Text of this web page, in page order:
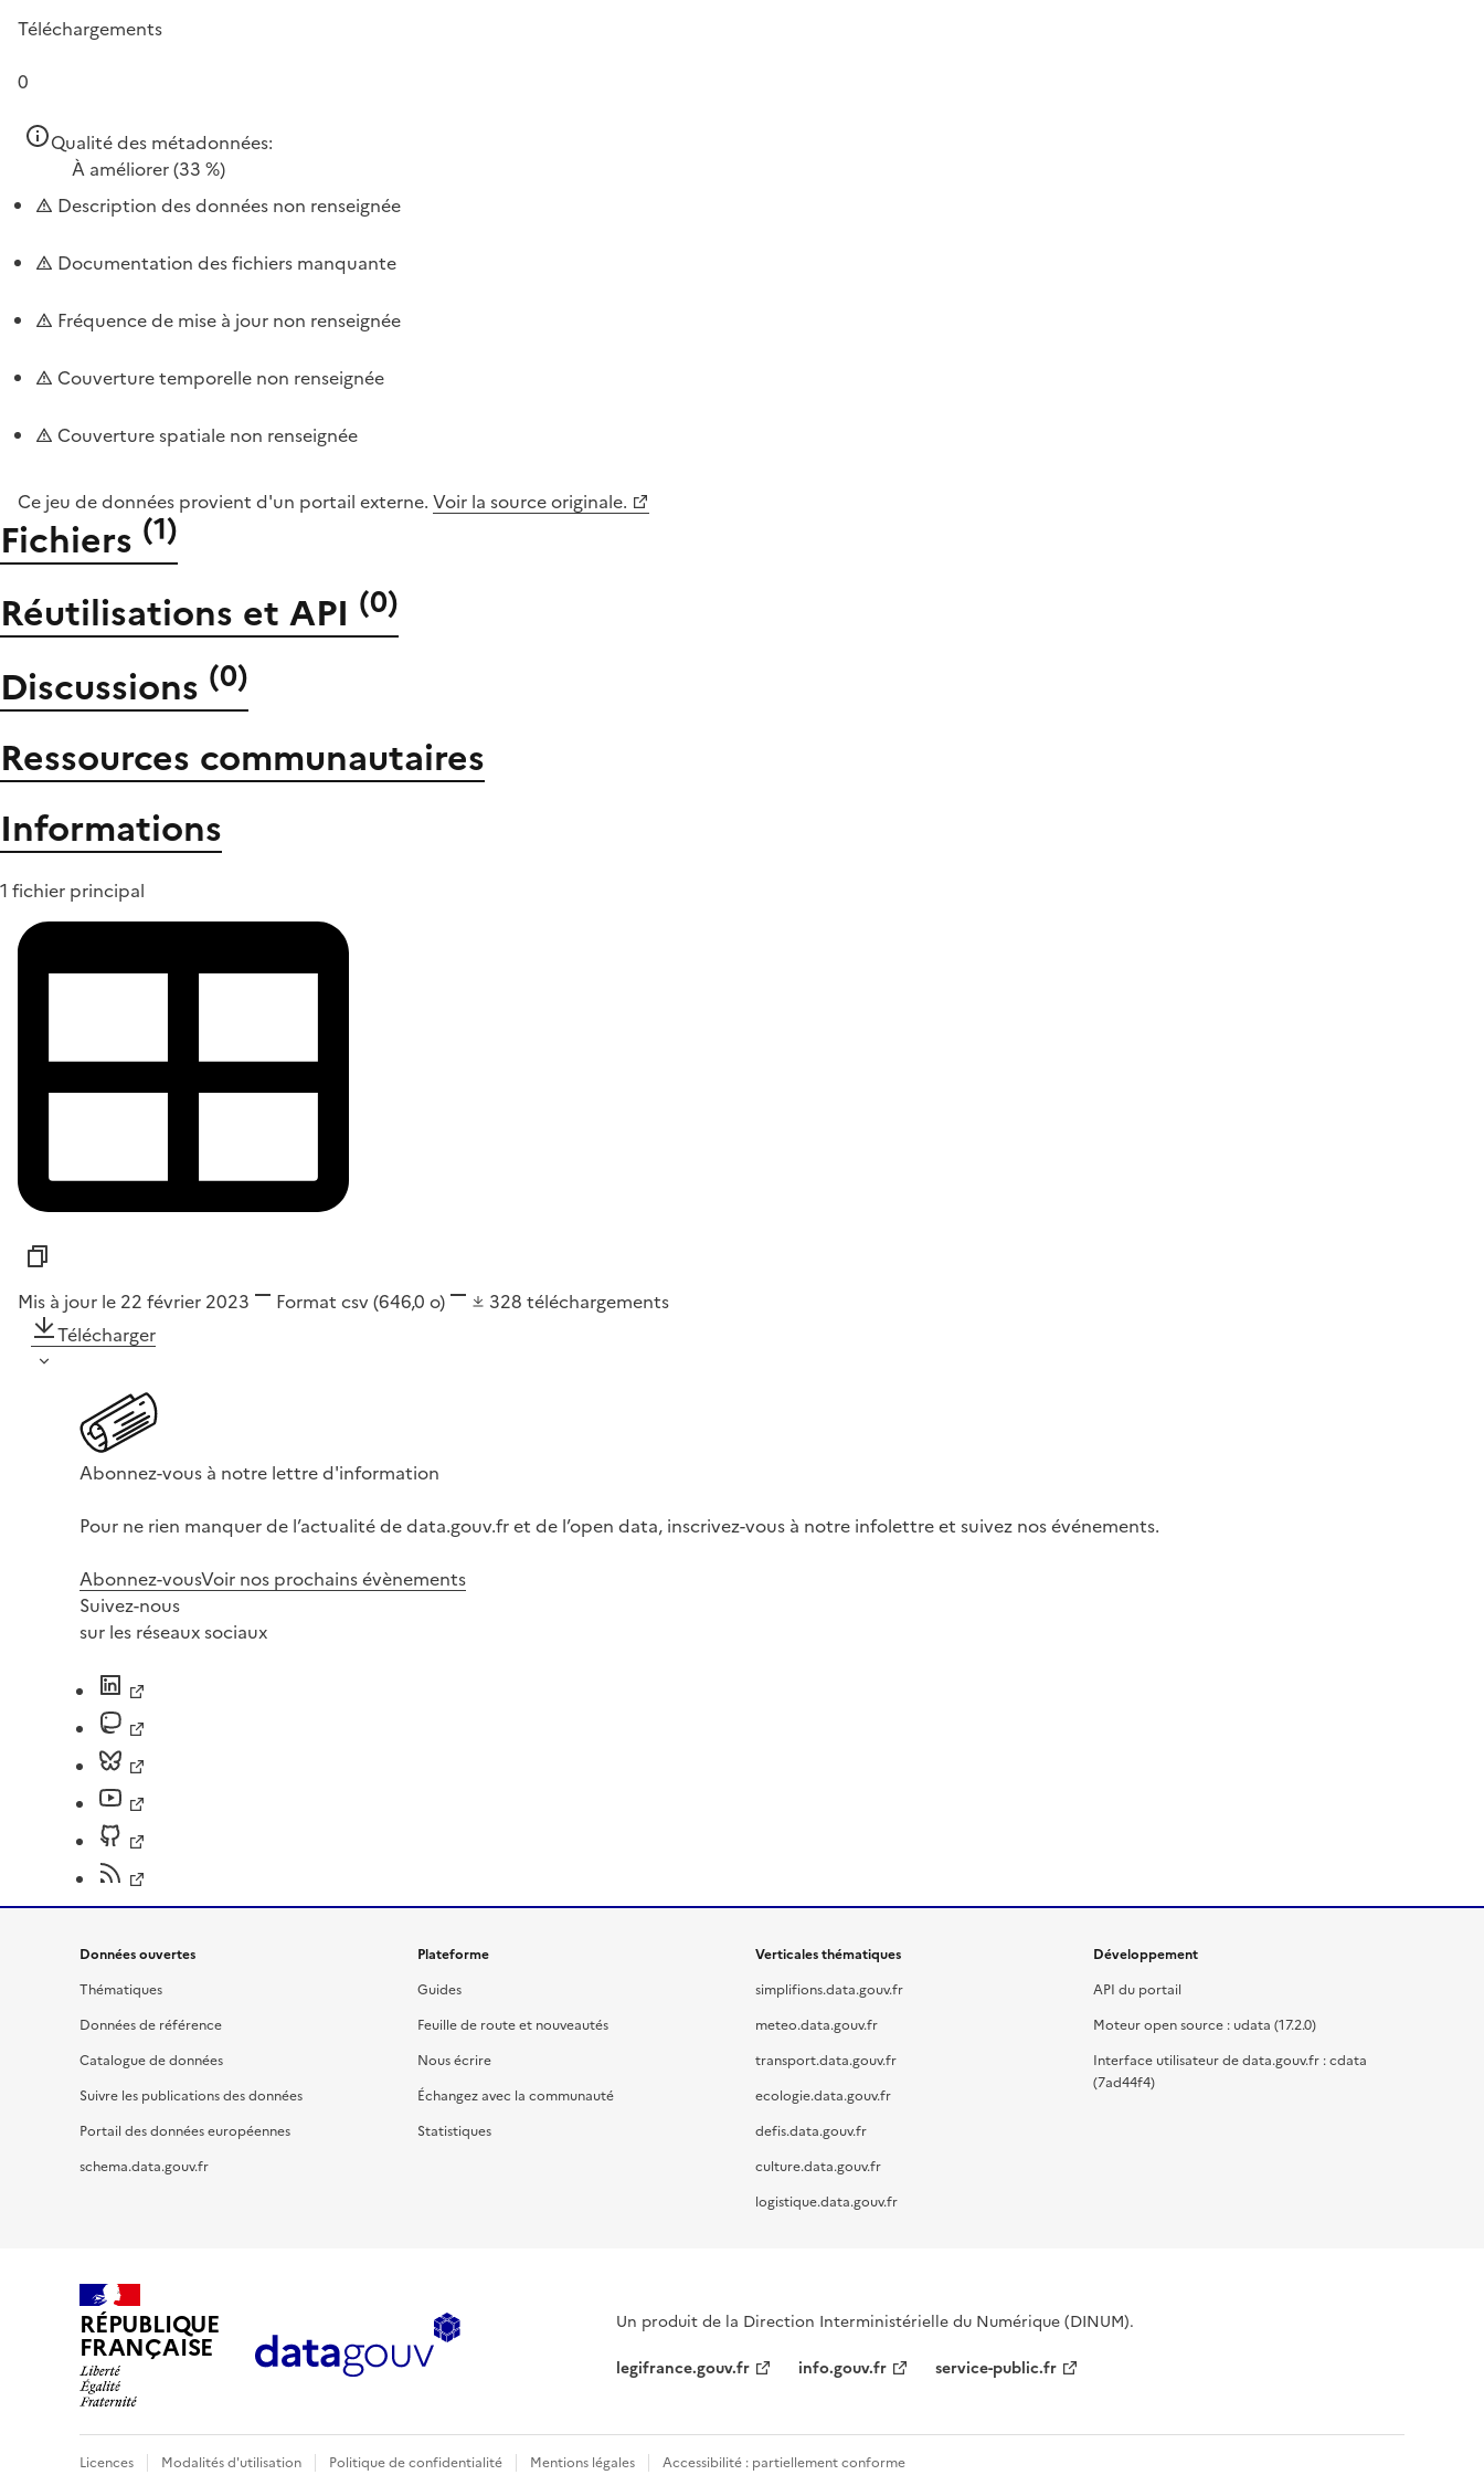
Téléchargements
0
Qualité des métadonnées:
À améliorer(33 %)
Description des données non renseignée
Documentation des fichiers manquante
Fréquence de mise à jour non renseignée
Couverture temporelle non renseignée
Couverture spatiale non renseignée
Ce jeu de données provient d'un portail externe. Voir la source originale.
Fichiers (1)
Réutilisations et API (0)
Discussions (0)
Ressources communautaires
Informations
1 fichier principal
Mis à jour le 22 février 2023 Format csv(646,0 o) 328 téléchargements
Télécharger
Abonnez-vous à notre lettre d'information
Pour ne rien manquer de l’actualité de data.gouv.fr et de l’open data, inscrivez-vous à notre infolettre et suivez nos événements.
Abonnez-vousVoir nos prochains évènements
Suivez-nous
sur les réseaux sociaux
Données ouvertes
Thématiques
Données de référence
Catalogue de données
Suivre les publications des données
Portail des données européennes
schema.data.gouv.fr
Plateforme
Guides
Feuille de route et nouveautés
Nous écrire
Échangez avec la communauté
Statistiques
Verticales thématiques
simplifions.data.gouv.fr
meteo.data.gouv.fr
transport.data.gouv.fr
ecologie.data.gouv.fr
defis.data.gouv.fr
culture.data.gouv.fr
logistique.data.gouv.fr
Développement
API du portail
Moteur open source : udata (17.2.0)
Interface utilisateur de data.gouv.fr : cdata
(7ad44f4)
RÉPUBLIQUE
FRANÇAISE
Un produit de la Direction Interministérielle du Numérique (DINUM).
legifrance.gouv.fr
info.gouv.fr service-public.fr
Licences Modalités d'utilisation Politique de confidentialité Mentions légales Accessibilité : partiellement conforme